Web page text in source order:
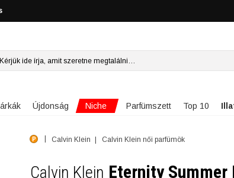
Újdonság Niche Parfümszett Top 10
Calvin Klein Calvin Klein női parfümök
Calvin Klein Eternity Summer